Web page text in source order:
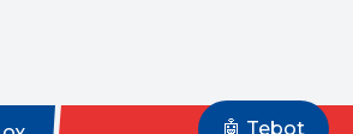
🤖 Tebot